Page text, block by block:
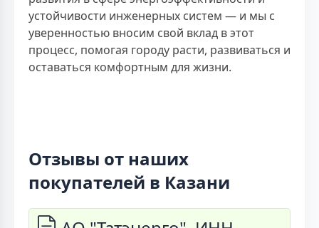
устойчивости инженерных систем — и мы с
уверенностью вносим свой вклад в этот
процесс, помогая городу расти, развиваться и
оставаться комфортным для жизни.
Отзывы от наших
покупателей в Казани